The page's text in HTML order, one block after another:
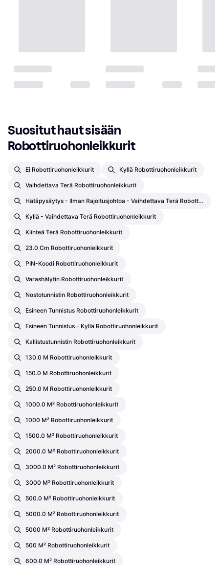
Suositut haut sisään
Robottiruohonleikkurit
Ei Robottiruohonleikkurit Kyllä Robottiruohonleikkurit
Vaihdettava Terä Robottiruohonleikkurit
Hätäpysäytys - Ilman Rajoitusjohtoa - Vaihdettava Terä Robottiruohonleikkurit
Kyllä - Vaihdettava Terä Robottiruohonleikkurit
Kiinteä Terä Robottiruohonleikkurit
23.0 Cm Robottiruohonleikkurit
PIN-Koodi Robottiruohonleikkurit
Varashälytin Robottiruohonleikkurit
Nostotunnistin Robottiruohonleikkurit
Esineen Tunnistus Robottiruohonleikkurit
Esineen Tunnistus - Kyllä Robottiruohonleikkurit
Kallistustunnistin Robottiruohonleikkurit
130.0 M Robottiruohonleikkurit
150.0 M Robottiruohonleikkurit
250.0 M Robottiruohonleikkurit
1000.0 M² Robottiruohonleikkurit
1000 M² Robottiruohonleikkurit
1500.0 M² Robottiruohonleikkurit
2000.0 M² Robottiruohonleikkurit
3000.0 M² Robottiruohonleikkurit
3000 M² Robottiruohonleikkurit
500.0 M² Robottiruohonleikkurit
5000.0 M² Robottiruohonleikkurit
5000 M² Robottiruohonleikkurit
500 M² Robottiruohonleikkurit
600.0 M² Robottiruohonleikkurit